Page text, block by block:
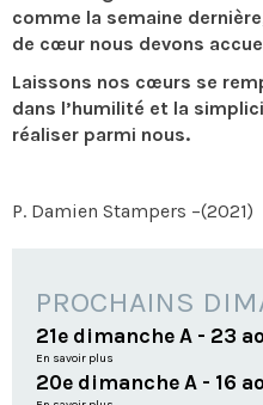
comme la semaine
de cœur nous devons
Laissons nos cœurs se
dans l’humilité et la
réaliser parmi nous.
P. Damien Stampers –(2021)
PROCHAINS
21e dimanche A - 23
En savoir plus
20e dimanche A - 16